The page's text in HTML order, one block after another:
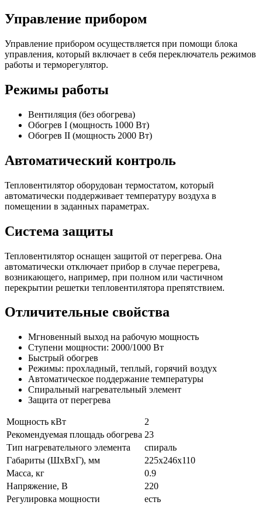
Управление прибором
Управление прибором осуществляется при помощи блока
управления, который включает в себя переключатель режимов
работы и терморегулятор.
Режимы работы
Вентиляция (без обогрева)
Обогрев I (мощность 1000 Вт)
Обогрев II (мощность 2000 Вт)
Автоматический контроль
Тепловентилятор оборудован термостатом, который
автоматически поддерживает температуру воздуха в
помещении в заданных параметрах.
Система защиты
Тепловентилятор оснащен защитой от перегрева. Она
автоматически отключает прибор в случае перегрева,
возникающего, например, при полном или частичном
перекрытии решетки тепловентилятора препятствием.
Отличительные свойства
Мгновенный выход на рабочую мощность
Ступени мощности: 2000/1000 Вт
Быстрый обогрев
Режимы: прохладный, теплый, горячий воздух
Автоматическое поддержание температуры
Спиральный нагревательный элемент
Защита от перегрева
Мощность кВт
2
Рекомендуемая площадь обогрева 23
Тип нагревательного элемента
спираль
Габариты (ШхВхГ), мм
225x246x110
Масса, кг
0.9
Напряжение, В
220
Регулировка мощности
есть